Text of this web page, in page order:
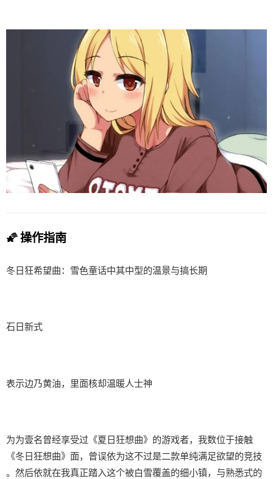
🌠 操作指南
冬日狂希望曲：雪色童话中其中型的温景与搞长期
石日新式
表示边乃黄油，里面核却温暖人士神
为为壹名曾经享受过《夏日狂想曲》的游戏者，我数位于接触
《冬日狂想曲》面，曾误依为这不过是二款​​单纯满足欲望的竞技​​
。然后依就在我真正踏入这个被白雪覆盖的细小镇，与熟悉式的